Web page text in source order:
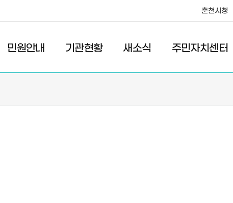
춘천시청
민원안내 기관현황 새소식 주민자치센터